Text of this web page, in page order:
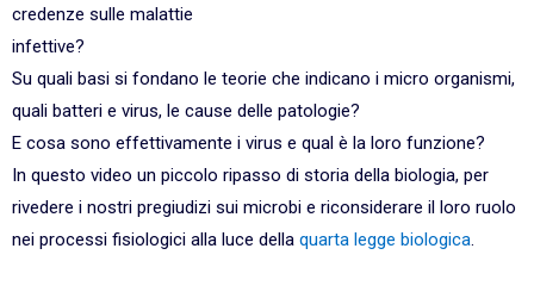
credenze sulle malattie
infettive?
Su quali basi si fondano le teorie che indicano i micro organismi,
quali batteri e virus, le cause delle patologie?
E cosa sono effettivamente i virus e qual è la loro funzione?
In questo video un piccolo ripasso di storia della biologia, per
rivedere i nostri pregiudizi sui microbi e riconsiderare il loro ruolo
nei processi fisiologici alla luce della quarta legge biologica.